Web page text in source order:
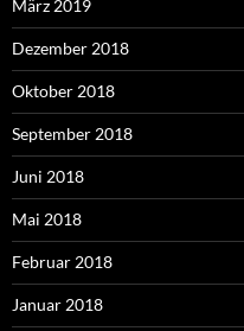
März 2019
Dezember 2018
Oktober 2018
September 2018
Juni 2018
Mai 2018
Februar 2018
Januar 2018